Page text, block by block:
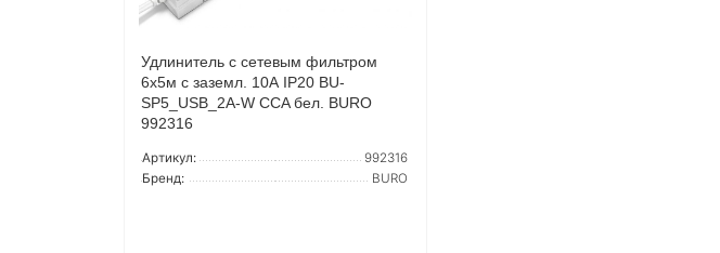
Удлинитель с сетевым фильтром
6х5м с заземл. 10А IP20 BU-
SP5_USB_2A-W CCA бел. BURO
992316
Артикул:
992316
Бренд:
BURO